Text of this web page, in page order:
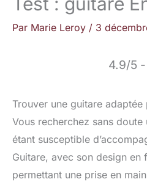
Par Marie Leroy / 3
4.9/5
Trouver une guitare
Vous recherchez sans
étant susceptible
Guitare, avec son design
permettant une prise en